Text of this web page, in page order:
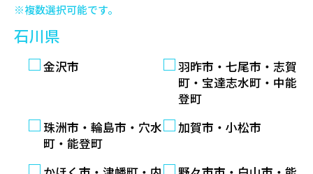
※複数選択可能です。
石川県
金沢市
羽昨市・七尾市・志賀
町・宝達志水町・中能
登町
珠洲市・輪島市・穴水
町・能登町
加賀市・小松市